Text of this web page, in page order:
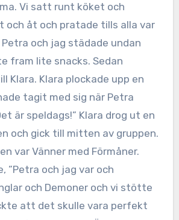
Vi satt runt köket och
och åt och pratade tills alla var
och jag städade undan
fram lite snacks. Sedan
Klara. Klara plockade upp en
tagit med sig när Petra
är speldags!” Klara drog ut en
och gick till mitten av gruppen.
var Vänner med Förmåner.
”Petra och jag var och
och Demoner och vi stötte
att det skulle vara perfekt